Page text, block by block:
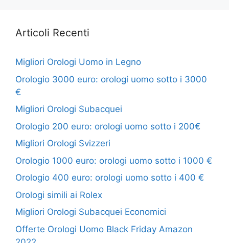
Articoli Recenti
Migliori Orologi Uomo in Legno
Orologio 3000 euro: orologi uomo sotto i 3000
€
Migliori Orologi Subacquei
Orologio 200 euro: orologi uomo sotto i 200€
Migliori Orologi Svizzeri
Orologio 1000 euro: orologi uomo sotto i 1000 €
Orologio 400 euro: orologi uomo sotto i 400 €
Orologi simili ai Rolex
Migliori Orologi Subacquei Economici
Offerte Orologi Uomo Black Friday Amazon